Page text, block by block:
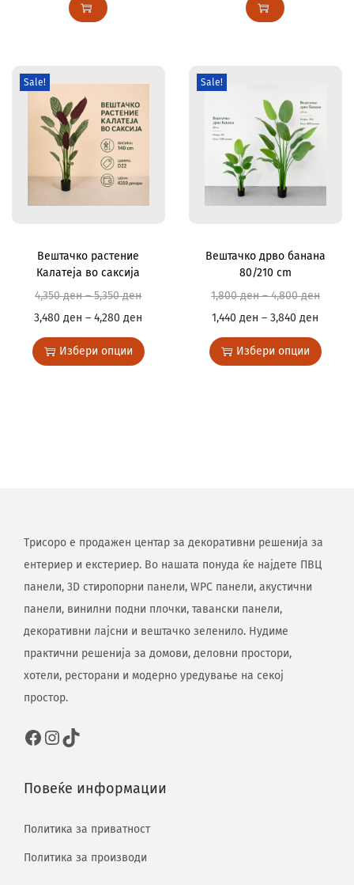
Sale!
Вештачко растение
Калатеја во саксија
4,350ден–5,350ден
3,480ден –4,280ден
Избери опции
Sale!
Вештачко дрво банана
80/210 cm
1,800ден–4,800ден
1,440ден –3,840ден
Избери опции
Трисоро е продажен центар за декоративни решенија за
ентериер и екстериер. Во нашата понуда ќе најдете ПВЦ
панели, 3D стиропорни панели, WPC панели, акустични
панели, винилни подни плочки, тавански панели,
декоративни лајсни и вештачко зеленило. Нудиме
практични решенија за домови, деловни простори,
хотели, ресторани и модерно уредување на секој
простор.
Повеќе информации
Политика за приватност
Политика за производи